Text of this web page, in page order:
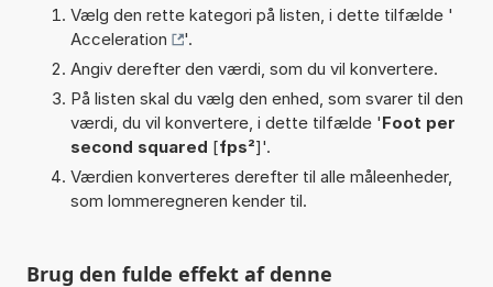
Vælg den rette kategori på listen, i dette tilfælde '
Acceleration
'.
Angiv derefter den værdi, som du vil konvertere.
På listen skal du vælg den enhed, som svarer til den
værdi, du vil konvertere, i dette tilfælde 'Foot per
second squared [fps²]'.
Værdien konverteres derefter til alle måleenheder,
som lommeregneren kender til.
Brug den fulde effekt af denne